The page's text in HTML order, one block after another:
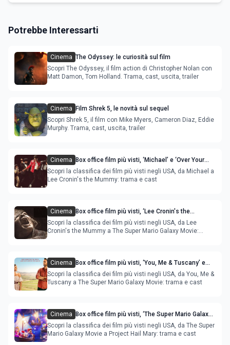
Potrebbe Interessarti
Cinema The Odyssey: le curiosità sul film
Scopri The Odyssey, il film action di Christopher Nolan con
Matt Damon, Tom Holland. Trama, cast, uscita, trailer
Cinema
Film Shrek 5, le novità sul sequel
Scopri Shrek 5, il film con Mike Myers, Cameron Diaz, Eddie
Murphy. Trama, cast, uscita, trailer
Cinema
Box office film più visti, ‘Michael’ e ‘Over Your
Dead Body’ sono la novità
Scopri la classifica dei film più visti negli USA, da Michael a
Lee Cronin's the Mummy: trama e cast
Cinema
Box office film più visti, ‘Lee Cronin's the
Mummy’ e ‘Normal’ sono la novità
Scopri la classifica dei film più visti negli USA, da Lee
Cronin's the Mummy a The Super Mario Galaxy Movie:
Cinema
Box office film più visti, ‘You, Me & Tuscany’ e
‘Faces of Death’ sono la novità
Scopri la classifica dei film più visti negli USA, da You, Me &
Tuscany a The Super Mario Galaxy Movie: trama e cast
Cinema
Box office film più visti, ‘The Super Mario Galaxy
Movie’ e ‘The Drama’ sono la novità
Scopri la classifica dei film più visti negli USA, da The Super
Mario Galaxy Movie a Project Hail Mary: trama e cast